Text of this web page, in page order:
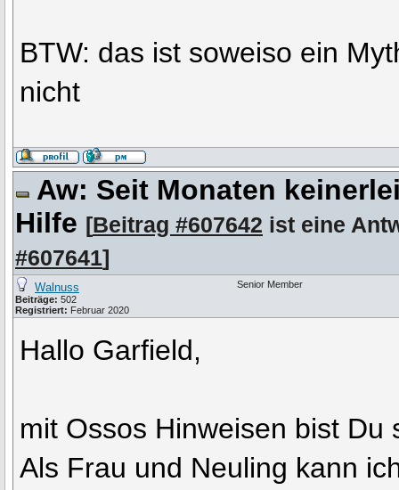
BTW: das ist soweiso ein
nicht
Aw: Seit Monaten
Hilfe [Beitrag #607642 ist eine
#607641]
Walnuss
Beiträge: 502
Registriert: Februar 2020
Senior Member
Hallo Garfield,
mit Ossos Hinweisen bist Du
Als Frau und Neuling kann